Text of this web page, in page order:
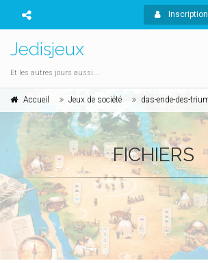
Inscription
Jedisjeux
Et les autres jours aussi...
Accueil Jeux de société das-ende-des-
FICHIERS